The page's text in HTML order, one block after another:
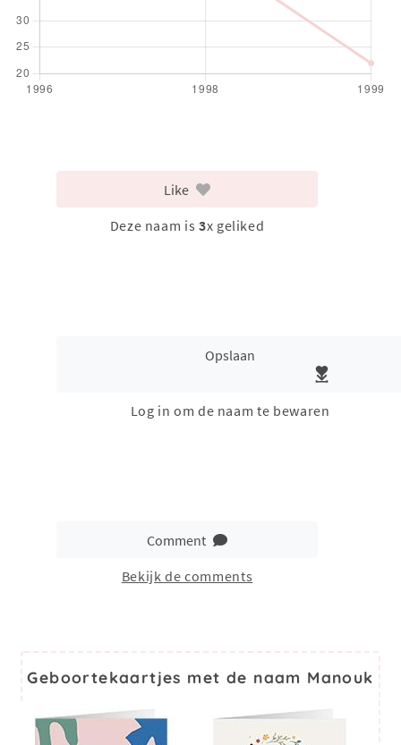
Like
Deze naam is 3x geliked
Opslaan
Log in om de naam te bewaren
Comment
Bekijk de comments
Geboortekaartjes met de naam Manouk